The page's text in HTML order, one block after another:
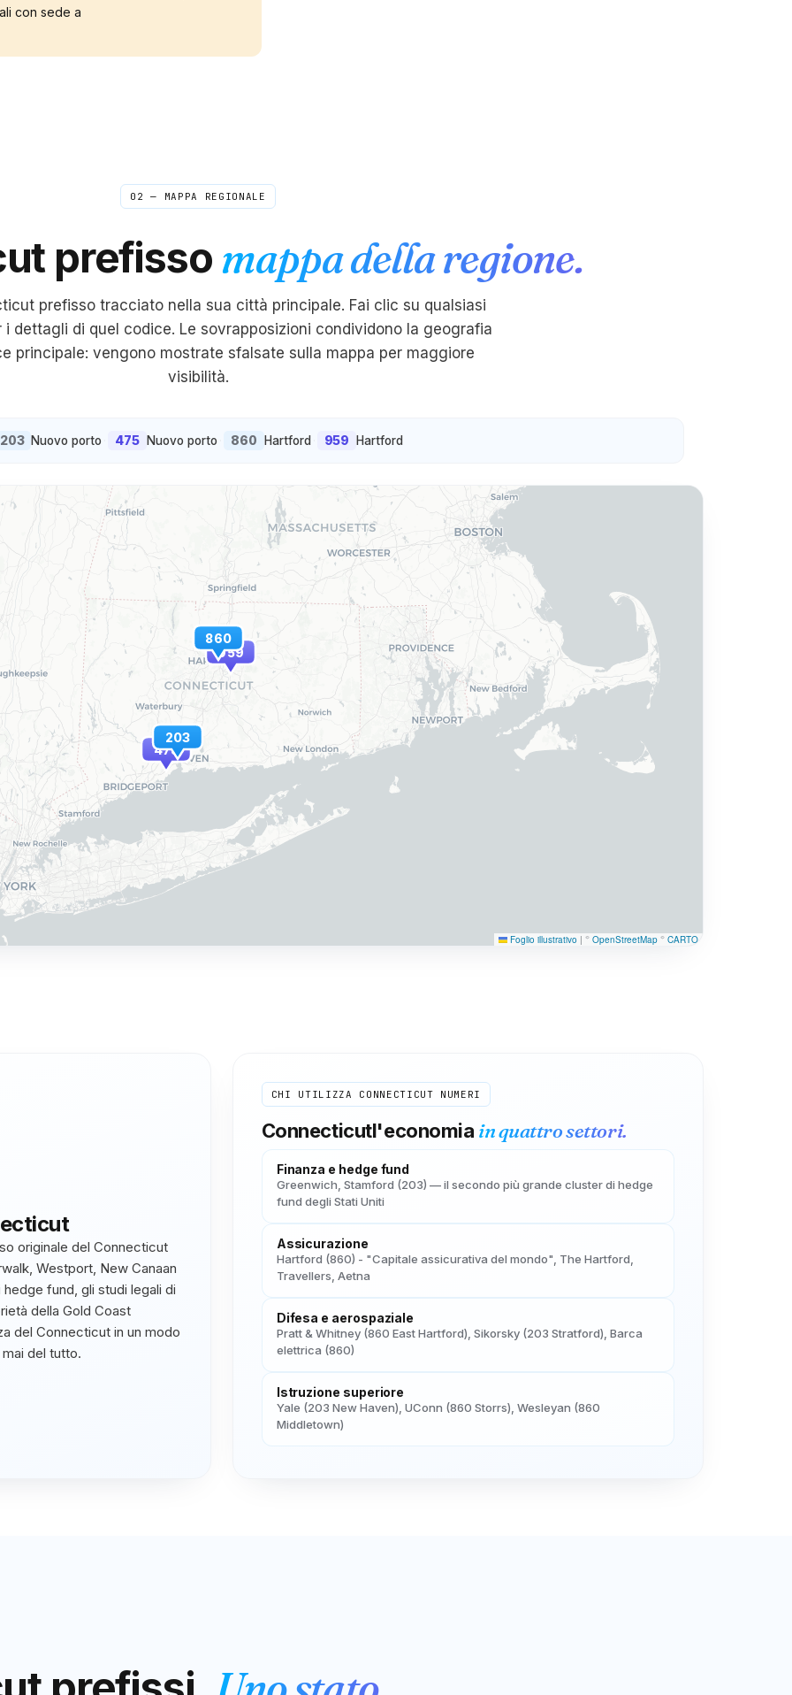
con sede a
02 — MAPPA REGIONALE
prefisso mappa della regione.
prefisso tracciato nella sua città principale. Fai clic su qualsiasi
i dettagli di quel codice. Le sovrapposizioni condividono la geografia
principale: vengono mostrate sfalsate sulla mappa per maggiore
visibilità.
203 Nuovo porto 475 Nuovo porto 860 Hartford 959 Hartford
203
475
860
959
Foglio illustrativo | © OpenStreetMap © CARTO
originale del Connecticut
Westport, New Canaan
fund, gli studi legali di
della Gold Coast
del Connecticut in un modo
del tutto.
CHI UTILIZZA CONNECTICUT NUMERI
Connecticutl'economia in quattro settori.
Finanza e hedge fund
Greenwich, Stamford (203) — il secondo più grande cluster di hedge
fund degli Stati Uniti
Assicurazione
Hartford (860) - "Capitale assicurativa del mondo", The Hartford,
Travellers, Aetna
Difesa e aerospaziale
Pratt & Whitney (860 East Hartford), Sikorsky (203 Stratford), Barca
elettrica (860)
Istruzione superiore
Yale (203 New Haven), UConn (860 Storrs), Wesleyan (860
Middletown)